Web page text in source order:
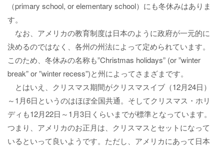
（primary school, or elementary school）にも冬休みはありま
す。
なお、アメリカの教育制度は日本のように政府が一元的に
決めるのではなく、各州の州法によって定められています。
このため、冬休みの名称も”Christmas holidays” (or ”winter
break” or ”winter recess”)と州によってさまざまです。
とはいえ、クリスマス期間がクリスマスイブ（12月24日）
～1月6日というのはほぼ全国共通。そしてクリスマス・ホリ
ディも12月22日～1月3日くらいまでが標準となっています。
つまり、アメリカのお正月は、クリスマスとセットになって
いるといって良いようです。ただし、アメリカにあって日本